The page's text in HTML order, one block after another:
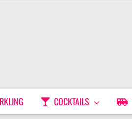
COCKTAILS